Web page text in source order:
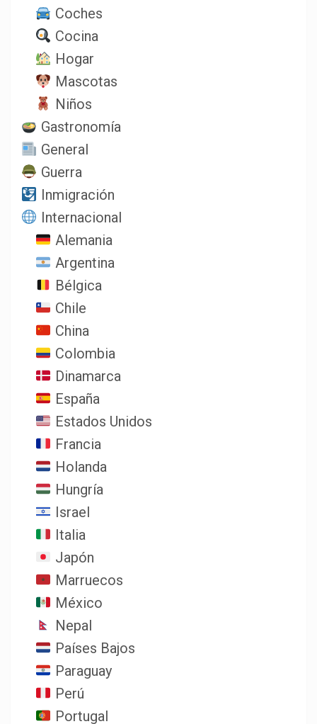
Coches
Cocina
Hogar
Mascotas
Niños
Gastronomía
General
Guerra
Inmigración
Internacional
Alemania
Argentina
Bélgica
Chile
China
Colombia
Dinamarca
España
Estados Unidos
Francia
Holanda
Hungría
Israel
Italia
Japón
Marruecos
México
Nepal
Países Bajos
Paraguay
Perú
Portugal